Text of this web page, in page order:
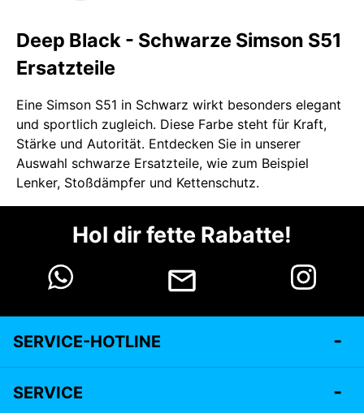
Deep Black - Schwarze Simson S51
Ersatzteile
Eine Simson S51 in Schwarz wirkt besonders elegant
und sportlich zugleich. Diese Farbe steht für Kraft,
Stärke und Autorität. Entdecken Sie in unserer
Auswahl schwarze Ersatzteile, wie zum Beispiel
Lenker, Stoßdämpfer und Kettenschutz.
Hol dir fette Rabatte!
SERVICE-HOTLINE
SERVICE